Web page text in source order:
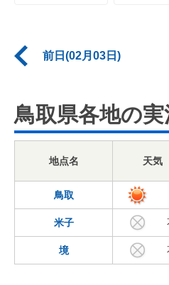
前日(02月03日)
鳥取県各地の
地点名 天気
鳥取
米子
境